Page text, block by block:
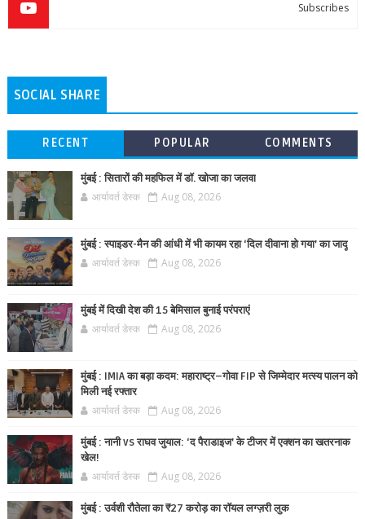
Subscribes
SOCIAL SHARE
RECENT POPULAR COMMENTS
मुंबई : सितारों की महफिल में डॉ. खोजा का जलवा
आर्यावर्त डेस्क Aug 08, 2026
मुंबई : स्पाइडर-मैन की आंधी में भी कायम रहा ‘दिल दीवाना हो गया’ का जादू
आर्यावर्त डेस्क Aug 08, 2026
मुंबई में दिखी देश की 15 बेमिसाल बुनाई परंपराएं
आर्यावर्त डेस्क Aug 08, 2026
मुंबई : IMIA का बड़ा कदम: महाराष्ट्र–गोवा FIP से जिम्मेदार मत्स्य पालन को
मिली नई रफ्तार
आर्यावर्त डेस्क Aug 08, 2026
मुंबई : नानी vs राघव जुयाल: ‘द पैराडाइज’ के टीजर में एक्शन का खतरनाक
खेल!
आर्यावर्त डेस्क Aug 08, 2026
मुंबई : उर्वशी रौतेला का ₹27 करोड़ का रॉयल लग्ज़री लुक